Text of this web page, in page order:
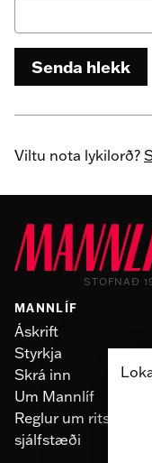
Senda hlekk
Viltu nota lykilorð?
STOFNAÐ
MANNLÍF
Áskrift
Styrkja
Skrá inn
Um Mannlíf
Reglur um
sjálfstæði